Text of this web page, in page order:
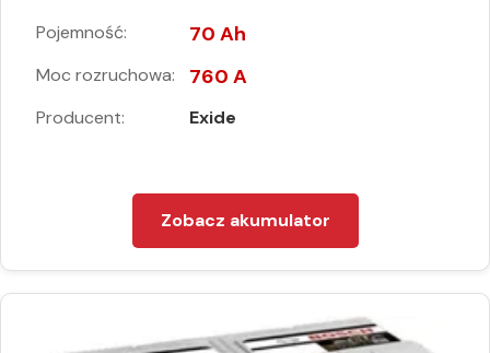
Pojemność: 70 Ah
Moc rozruchowa: 760 A
Producent: Exide
Zobacz akumulator